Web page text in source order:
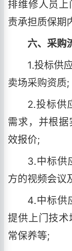
排维修人员
责承担质保期
六、采购
1.投标供
卖场采购资质;
2.投标供
需求，并根
效报价;
3.中标供
方的视频会议
4.中标供
提供上门技术
常保养等;